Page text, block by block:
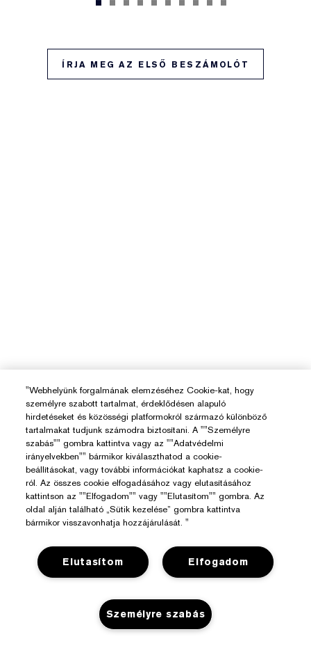
ÍRJA MEG AZ ELSŐ BESZÁMOLÓT
Segítségre Van Szükséged?
Rendelés Nyomon Követése
Kapcsolat
Kapcsolat a Gyártóval
Szállítási Adatok
Visszaküldés És Csere
Az Estée Lauderről
Felelősségvállalás
Vállalati Információk
Üzlet
Adatvédelem És Feltételek
Adatvédelmi Szabályzat
"Webhelyünk forgalmának elemzéséhez Cookie-kat, hogy
személyre szabott tartalmat, érdeklődésen alapuló
hirdetéseket és közösségi platformokról származó különböző
tartalmakat tudjunk számodra biztosítani. A ""Személyre
szabás"" gombra kattintva vagy az ""Adatvédelmi
irányelvekben"" bármikor kiválaszthatod a cookie-
beállításokat, vagy további információkat kaphatsz a cookie-
ról. Az összes cookie elfogadásához vagy elutasításához
kattintson az ""Elfogadom"" vagy ""Elutasítom"" gombra. Az
oldal alján található „Sütik kezelése” gombra kattintva
bármikor visszavonhatja hozzájárulását. "
Elfogadom
Elutasítom
Személyre szabás